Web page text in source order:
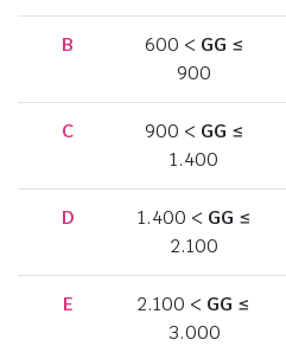
B 600 < GG ≤
900
C 900 < GG ≤
1.400
D 1.400 < GG ≤
2.100
E 2.100 < GG ≤
3.000